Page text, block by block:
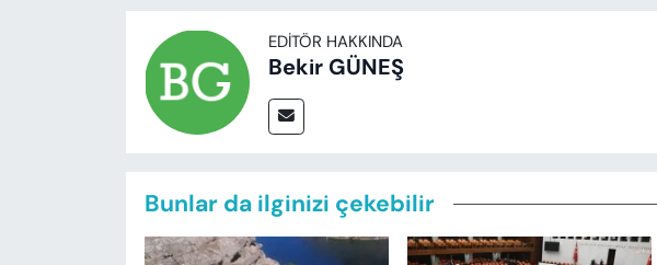
EDITÖR HAKKINDA
Bekir GÜNEŞ
Bunlar da ilginizi çekebilir